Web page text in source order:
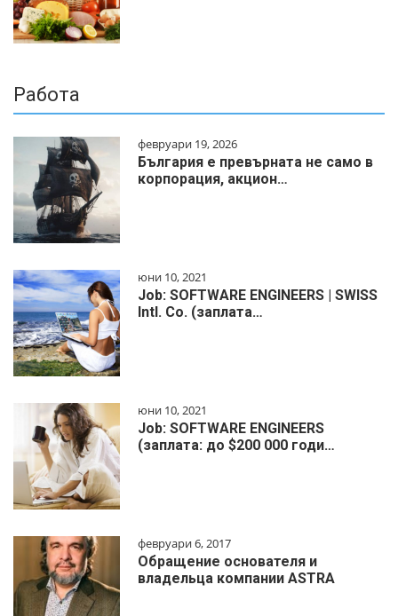
Работа
февруари 19, 2026
България е превърната не само в
корпорация, акцион…
юни 10, 2021
Job: SOFTWARE ENGINEERS | SWISS
Intl. Co. (заплата…
юни 10, 2021
Job: SOFTWARE ENGINEERS
(заплата: до $200 000 годи…
февруари 6, 2017
Обращение основателя и
владельца компании ASTRA